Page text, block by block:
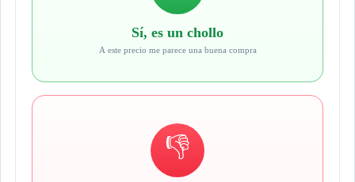
Sí, es un chollo
A este precio me parece una buena compra
👎